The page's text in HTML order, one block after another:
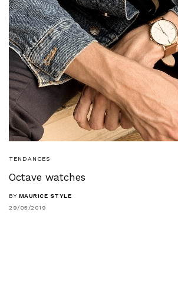
TENDANCES
Octave watches
BY MAURICE STYLE
29/05/2019